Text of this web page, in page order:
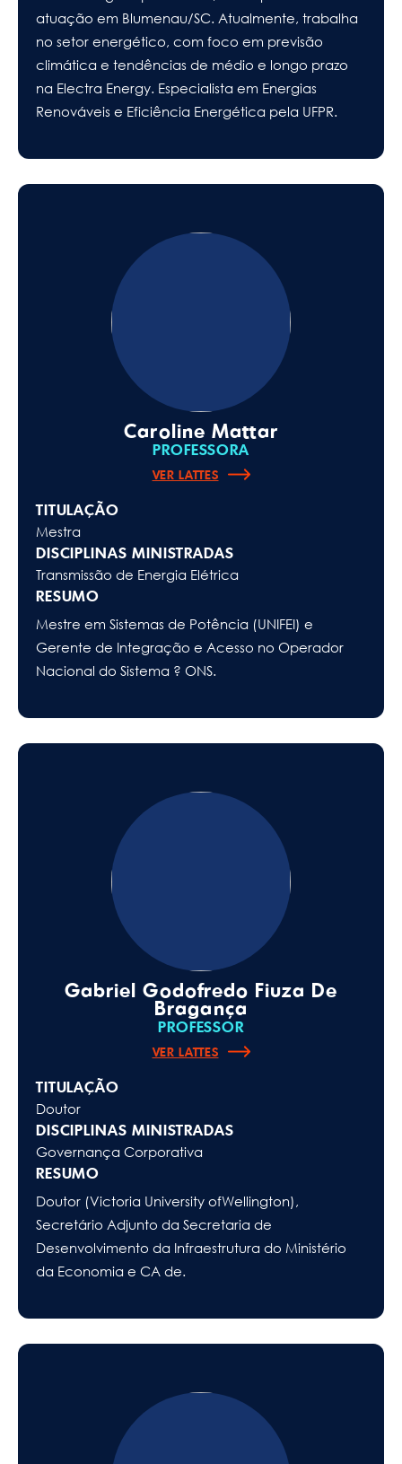
atuação em Blumenau/SC. Atualmente, trabalha
no setor energético, com foco em previsão
climática e tendências de médio e longo prazo
na Electra Energy. Especialista em Energias
Renováveis e Eficiência Energética pela UFPR.
Caroline Mattar
PROFESSORA
VER LATTES
TITULAÇÃO
Mestra
DISCIPLINAS MINISTRADAS
Transmissão de Energia Elétrica
RESUMO
Mestre em Sistemas de Potência (UNIFEI) e
Gerente de Integração e Acesso no Operador
Nacional do Sistema ? ONS.
Gabriel Godofredo Fiuza De
Bragança
PROFESSOR
VER LATTES
TITULAÇÃO
Doutor
DISCIPLINAS MINISTRADAS
Governança Corporativa
RESUMO
Doutor (Victoria University ofWellington),
Secretário Adjunto da Secretaria de
Desenvolvimento da Infraestrutura do Ministério
da Economia e CA de.